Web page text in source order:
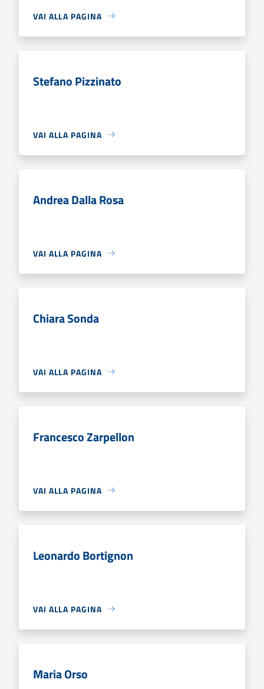
VAI ALLA PAGINA
Stefano Pizzinato
VAI ALLA PAGINA
Andrea Dalla Rosa
VAI ALLA PAGINA
Chiara Sonda
VAI ALLA PAGINA
Francesco Zarpellon
VAI ALLA PAGINA
Leonardo Bortignon
VAI ALLA PAGINA
Maria Orso